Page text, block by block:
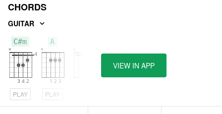
CHORDS
GUITAR
C#m
PLAY
A
PLAY
VIEW IN APP